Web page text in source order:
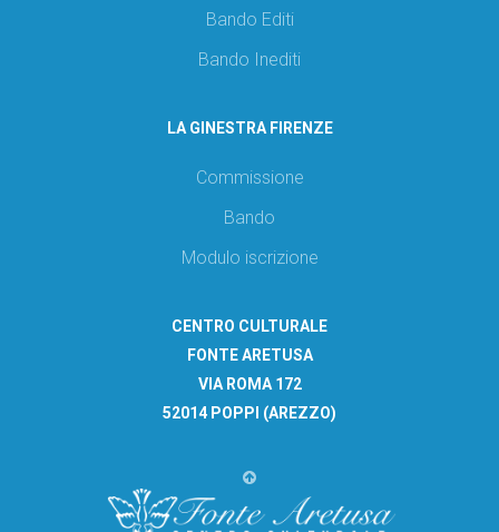
Bando Editi
Bando Inediti
LA GINESTRA FIRENZE
Commissione
Bando
Modulo iscrizione
CENTRO CULTURALE
FONTE ARETUSA
VIA ROMA 172
52014 POPPI (AREZZO)